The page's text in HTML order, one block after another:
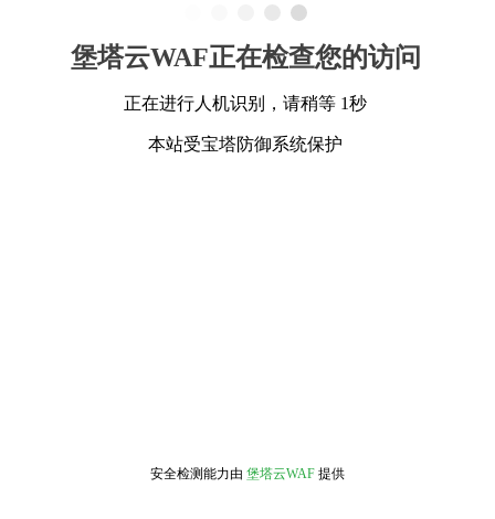
堡塔云WAF正在检查您的访问
正在进行人机识别，请稍等 1秒
本站受宝塔防御系统保护
安全检测能力由 堡塔云WAF 提供